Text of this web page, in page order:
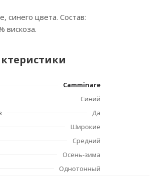
синего цвета. Состав:
вискоза.
Camminare
Синий
Да
Широкие
Средний
Осень-зима
Однотонный